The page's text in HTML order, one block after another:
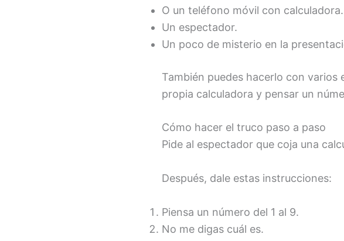
O un teléfono móvil con calculadora.
Un espectador.
Un poco de misterio en la
También puedes hacerlo con varios
propia calculadora y pensar un
Cómo hacer el truco paso a paso
Pide al espectador que coja una
Después, dale estas instrucciones:
Piensa un número del 1 al 9.
No me digas cuál es.